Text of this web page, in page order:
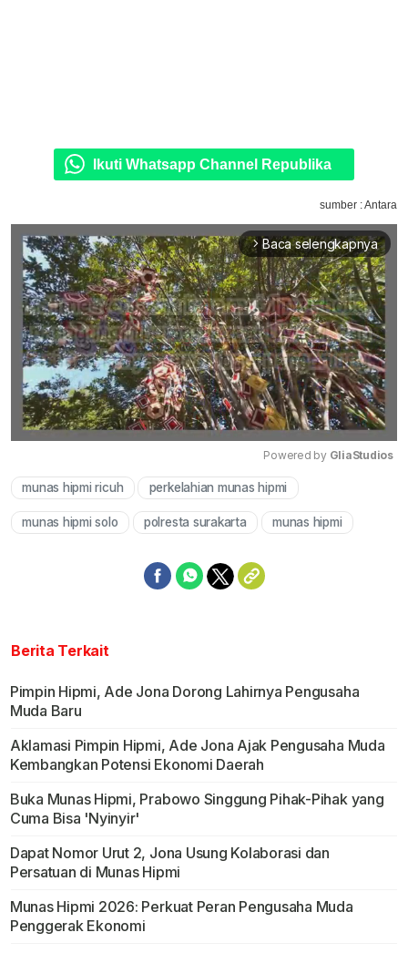
Ikuti Whatsapp Channel Republika
sumber : Antara
arrow_forward_ios Baca selengkapnya
Powered by GliaStudios
munas hipmi ricuh perkelahian munas hipmi
munas hipmi solo polresta surakarta munas hipmi
Berita Terkait
Pimpin Hipmi, Ade Jona Dorong Lahirnya Pengusaha
Muda Baru
Aklamasi Pimpin Hipmi, Ade Jona Ajak Pengusaha Muda
Kembangkan Potensi Ekonomi Daerah
Buka Munas Hipmi, Prabowo Singgung Pihak-Pihak yang
Cuma Bisa 'Nyinyir'
Dapat Nomor Urut 2, Jona Usung Kolaborasi dan
Persatuan di Munas Hipmi
Munas Hipmi 2026: Perkuat Peran Pengusaha Muda
Penggerak Ekonomi